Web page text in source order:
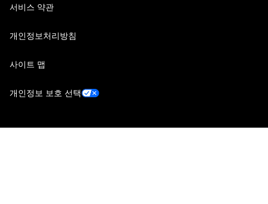
서비스 약관
개인정보처리방침
사이트 맵
개인정보 보호 선택